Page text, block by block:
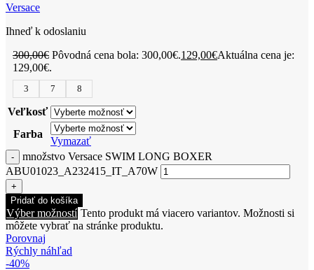
Versace
Ihneď k odoslaniu
300,00€ Pôvodná cena bola: 300,00€.129,00€Aktuálna cena je:
129,00€.
3 7 8
Veľkosť
Farba
Vymazať
množstvo Versace SWIM LONG BOXER
ABU01023_A232415_IT_A70W
Pridať do košíka
Výber možností Tento produkt má viacero variantov. Možnosti si
môžete vybrať na stránke produktu.
Porovnaj
Rýchly náhľad
-40%